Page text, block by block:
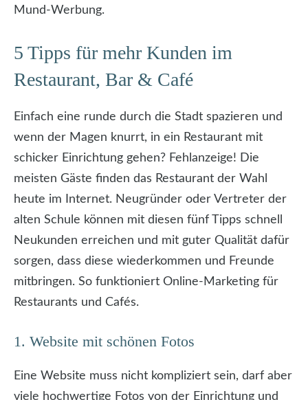
Mund-Werbung.
5 Tipps für mehr Kunden im
Restaurant, Bar & Café
Einfach eine runde durch die Stadt spazieren und
wenn der Magen knurrt, in ein Restaurant mit
schicker Einrichtung gehen? Fehlanzeige! Die
meisten Gäste finden das Restaurant der Wahl
heute im Internet. Neugründer oder Vertreter der
alten Schule können mit diesen fünf Tipps schnell
Neukunden erreichen und mit guter Qualität dafür
sorgen, dass diese wiederkommen und Freunde
mitbringen. So funktioniert Online-Marketing für
Restaurants und Cafés.
1. Website mit schönen Fotos
Eine Website muss nicht kompliziert sein, darf aber
viele hochwertige Fotos von der Einrichtung und